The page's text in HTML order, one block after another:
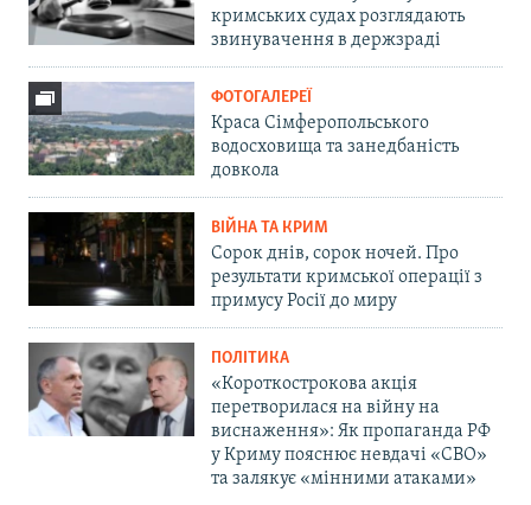
кримських судах розглядають
звинувачення в держзраді
ФОТОГАЛЕРЕЇ
Краса Сімферопольського
водосховища та занедбаність
довкола
ВІЙНА ТА КРИМ
Сорок днів, сорок ночей. Про
результати кримської операції з
примусу Росії до миру
ПОЛІТИКА
«Короткострокова акція
перетворилася на війну на
виснаження»: Як пропаганда РФ
у Криму пояснює невдачі «СВО»
та залякує «мінними атаками»